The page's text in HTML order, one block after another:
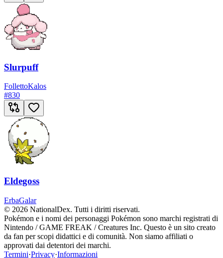
Slurpuff
FollettoKalos
#830
Eldegoss
ErbaGalar
© 2026 NationalDex. Tutti i diritti riservati.
Pokémon e i nomi dei personaggi Pokémon sono marchi registrati di
Nintendo / GAME FREAK / Creatures Inc. Questo è un sito creato
da fan per scopi didattici e di comunità. Non siamo affiliati o
approvati dai detentori dei marchi.
Termini·Privacy·Informazioni